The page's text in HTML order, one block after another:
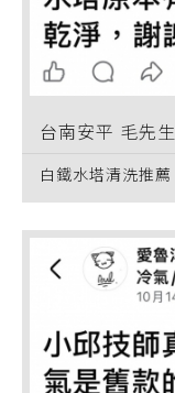
台南安平 毛先生
白鐵水塔清洗推薦